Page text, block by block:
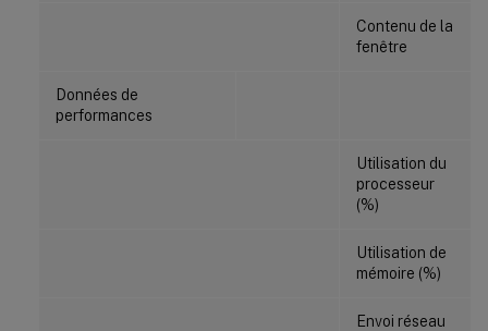
Contenu de la
fenêtre
Données de
performances
Utilisation du
processeur
(%)
Utilisation de
mémoire (%)
Envoi réseau